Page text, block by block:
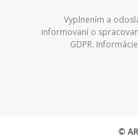
Vyplnením a
informovaní o
GDPR.
©